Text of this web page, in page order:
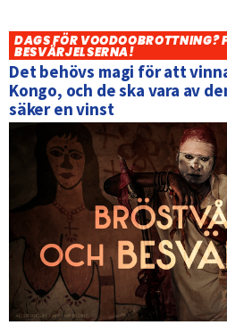
DAGS FÖR VOODOOBROTTNING?
BESVÄRJELSERNA!
Det behövs magi för att
Kongo, och de ska vara av
säker en vinst